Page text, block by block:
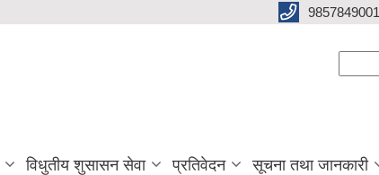
9857849001
विधुतीय शुसासन सेवा प्रतिवेदन सूचना तथा जानकारी